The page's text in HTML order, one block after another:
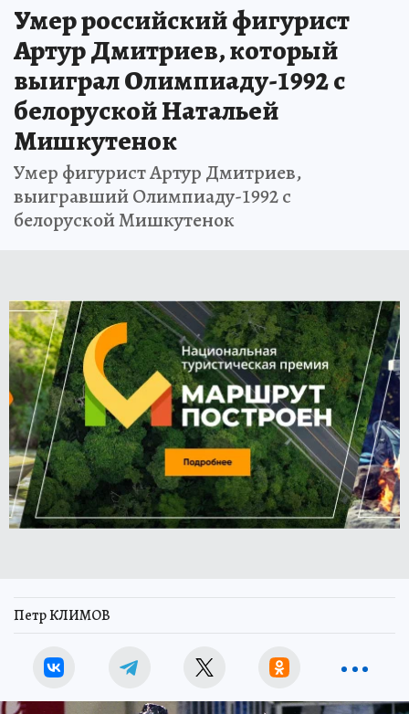
Умер российский фигурист
Артур Дмитриев, который
выиграл Олимпиаду-1992 с
белоруской Натальей
Мишкутенок
Умер фигурист Артур Дмитриев,
выигравший Олимпиаду-1992 с
белоруской Мишкутенок
Петр КЛИМОВ